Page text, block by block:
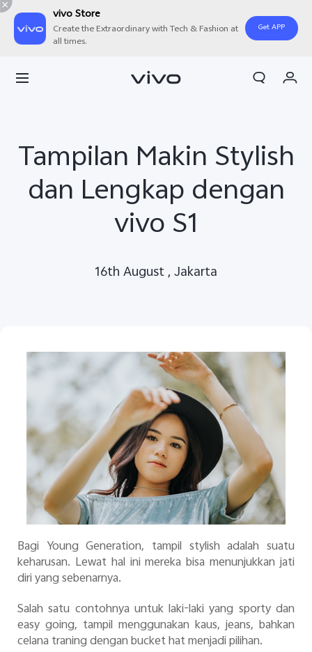
vivo Store
Create the Extraordinary with Tech & Fashion at
all times.
Get APP
Indonesia | Pilih negara/wilayah
Akun Saya
Tampilan Makin Stylish
dan Lengkap dengan
vivo S1
16th August , Jakarta
Bagi Young Generation, tampil stylish adalah suatu
keharusan. Lewat hal ini mereka bisa menunjukkan jati
diri yang sebenarnya.
Salah satu contohnya untuk laki-laki yang sporty dan
easy going, tampil menggunakan kaus, jeans, bahkan
celana traning dengan bucket hat menjadi pilihan.